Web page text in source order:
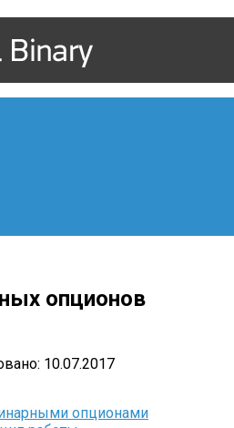
опционов
10.07.2017
опционами